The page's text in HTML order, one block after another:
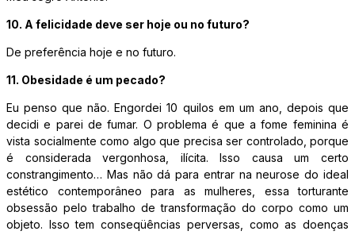
10. A felicidade deve ser hoje ou no futuro?
De preferência hoje e no futuro.
11. Obesidade é um pecado?
Eu penso que não. Engordei 10 quilos em um ano, depois que
decidi e parei de fumar. O problema é que a fome feminina é
vista socialmente como algo que precisa ser controlado, porque
é considerada vergonhosa, ilícita. Isso causa um certo
constrangimento… Mas não dá para entrar na neurose do ideal
estético contemporâneo para as mulheres, essa torturante
obsessão pelo trabalho de transformação do corpo como um
objeto. Isso tem conseqüências perversas, como as doenças